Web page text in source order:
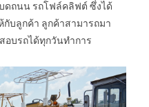
ดถนน รถโฟล์คลิฟต์ ซึ่งได้
กับลูกค้า ลูกค้าสามารถมา
อบรถได้ทุกวันทำการ